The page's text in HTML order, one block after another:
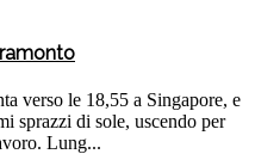
verso le 18,55 a Singapore, e
sprazzi di sole, uscendo per
Lung...